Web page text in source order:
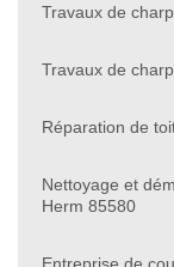
Travaux de
Travaux de
Réparation de
Nettoyage et
Herm 85580
Entreprise de